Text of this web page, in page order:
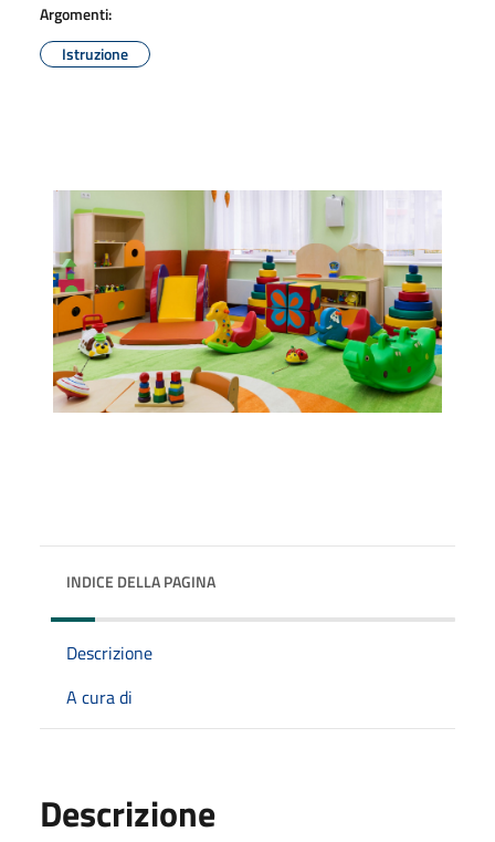
Argomenti:
Istruzione
INDICE DELLA PAGINA
Descrizione
A cura di
Descrizione